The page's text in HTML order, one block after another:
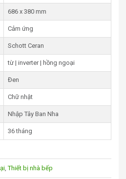
9.5 Kg
Kieler
36 tháng
bật của bếp điện từ
PROMAX135
và hồng ngoại:Bếp từ hồng
tích hợp hai công nghệ
cho phép sử dụng nhiều
686 x 380 mm
Cảm ứng
Schott Ceran
từ | inverter | hồng ngoại
Đen
Chữ nhật
Nhập Tây Ban Nha
36 tháng
,Thiết bị nhà bếp